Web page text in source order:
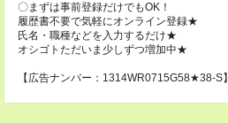
〇まずは事前登録だけでもOK！
履歴書不要で気軽にオンライン登録★
氏名・職種などを入力するだけ★
オシゴトただいま少しずつ増加中★
【広告ナンバー：1314WR0715G58★38-S】